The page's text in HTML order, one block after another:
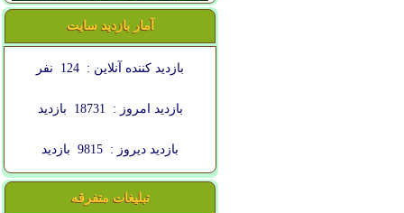
آمار بازدید سایت
بازدید کننده آنلاین : 124 نفر
بازدید امروز : 18731 بازدید
بازدید دیروز : 9815 بازدید
تبلیغات متفرقه